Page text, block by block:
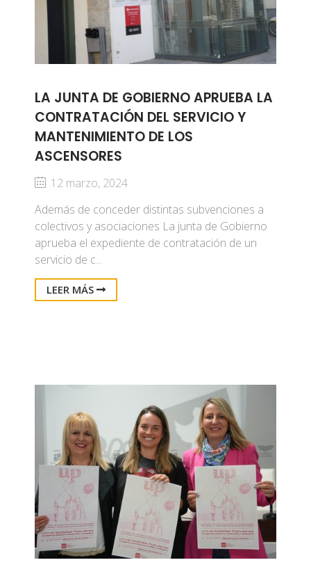
LA JUNTA DE GOBIERNO APRUEBA LA
CONTRATACIÓN DEL SERVICIO Y
MANTENIMIENTO DE LOS
ASCENSORES
12 marzo, 2024
Además de conceder distintas subvenciones a
colectivos y asociaciones La junta de Gobierno
aprueba el expediente de contratación de un
servicio de c...
LEER MÁS